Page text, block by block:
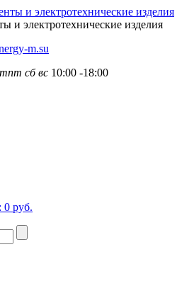
и электротехнические изделия
m.su
пт сб вс 10:00 -18:00
0 руб.